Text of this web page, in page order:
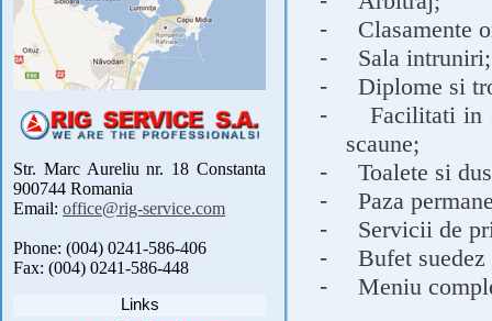
Str. Marc Aureliu nr. 18 Constanta
900744 Romania
Email: office@rig-service.com
Phone: (004) 0241-586-406
Fax: (004) 0241-586-448
Links
-
Clasamente
-
Sala intruniri;
-
Diplome si
-
Facilitati in
scaune;
-
Toalete si
-
Paza
-
Servicii de
-
Bufet
-
Meniu